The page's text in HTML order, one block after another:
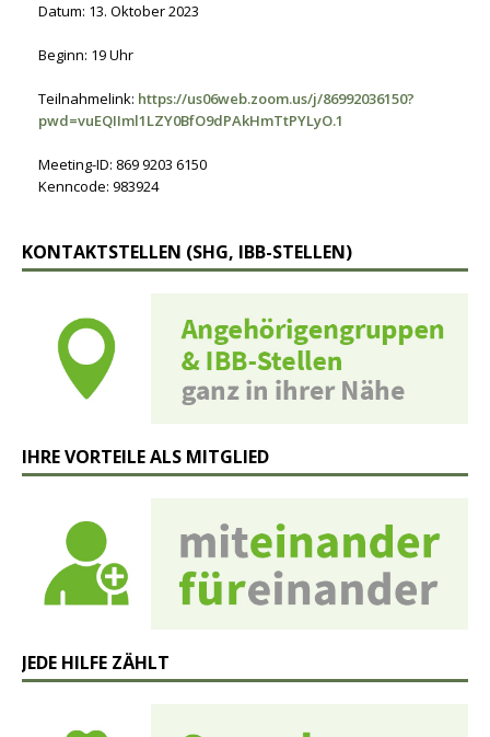
Datum: 13. Oktober 2023
Beginn: 19 Uhr
Teilnahmelink: https://us06web.zoom.us/j/86992036150?
pwd=vuEQIIml1LZY0BfO9dPAkHmTtPYLyO.1
Meeting-ID: 869 9203 6150
Kenncode: 983924
KONTAKTSTELLEN (SHG, IBB-STELLEN)
IHRE VORTEILE ALS MITGLIED
JEDE HILFE ZÄHLT